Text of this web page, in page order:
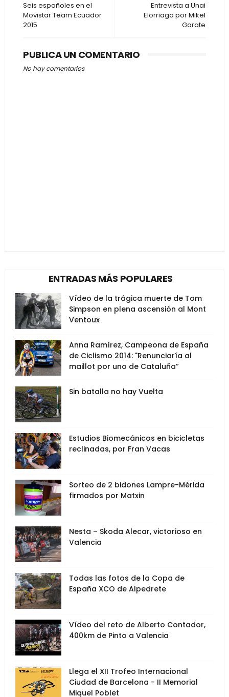
Entrevista a Unai
Elorriaga por Mikel
Garate
Seis españoles en el
Movistar Team Ecuador
2015
PUBLICA UN COMENTARIO
No hay comentarios
ENTRADAS MÁS POPULARES
Vídeo de la trágica muerte de Tom
Simpson en plena ascensión al Mont
Ventoux
Anna Ramírez, Campeona de España
de Ciclismo 2014: "Renunciaría al
maillot por uno de Cataluña”
Sin batalla no hay Vuelta
Estudios Biomecánicos en bicicletas
reclinadas, por Fran Vacas
Sorteo de 2 bidones Lampre-Mérida
firmados por Matxin
Nesta – Skoda Alecar, victorioso en
Valencia
Todas las fotos de la Copa de
España XCO de Alpedrete
Vídeo del reto de Alberto Contador,
400km de Pinto a Valencia
Llega el XII Trofeo Internacional
Ciudad de Barcelona - II Memorial
Miquel Poblet